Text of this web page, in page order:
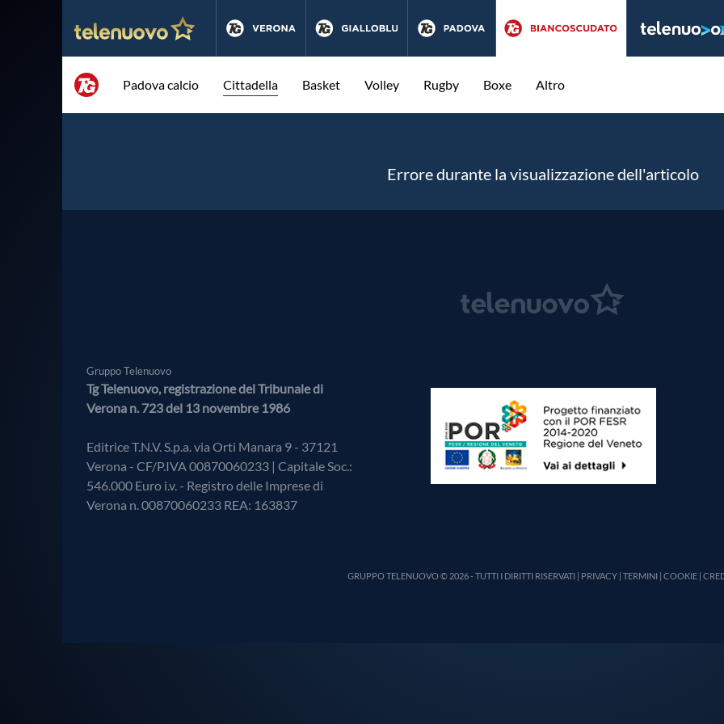
Padova calcio Cittadella Basket Volley Rugby Boxe Altro
Errore durante la visualizzazione dell'articolo
Gruppo Telenuovo
Tg Telenuovo, registrazione del Tribunale di
Verona n. 723 del 13 novembre 1986
Editrice T.N.V. S.p.a. via Orti Manara 9 - 37121
Verona - CF/P.IVA 00870060233 | Capitale Soc.:
546.000 Euro i.v. - Registro delle Imprese di
Verona n. 00870060233 REA: 163837
GRUPPO TELENUOVO © 2026 - TUTTI I DIRITTI RISERVATI | PRIVACY | TERMINI | COOKIE |